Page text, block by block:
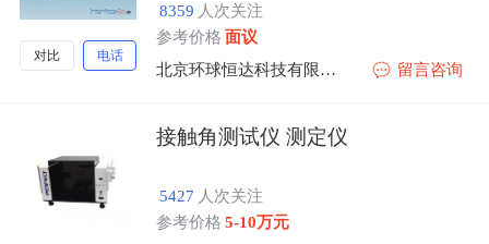
对比 电话
8359 人次关注
参考价格 面议
北京环球恒达科技有限公司
留言咨询
接触角测试仪 测定仪
5427 人次关注
参考价格 5-10万元